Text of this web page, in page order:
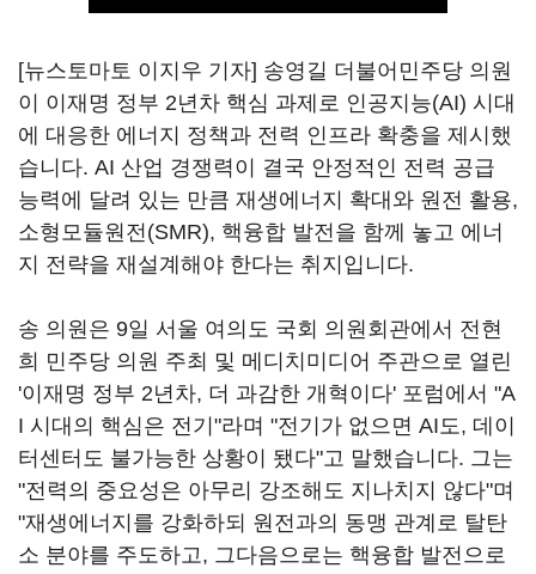
[뉴스토마토 이지우 기자] 송영길 더불어민주당 의원
이 이재명 정부 2년차 핵심 과제로 인공지능(AI) 시대
에 대응한 에너지 정책과 전력 인프라 확충을 제시했
습니다. AI 산업 경쟁력이 결국 안정적인 전력 공급
능력에 달려 있는 만큼 재생에너지 확대와 원전 활용,
소형모듈원전(SMR), 핵융합 발전을 함께 놓고 에너
지 전략을 재설계해야 한다는 취지입니다.
송 의원은 9일 서울 여의도 국회 의원회관에서 전현
희 민주당 의원 주최 및 메디치미디어 주관으로 열린
'이재명 정부 2년차, 더 과감한 개혁이다' 포럼에서 "A
I 시대의 핵심은 전기"라며 "전기가 없으면 AI도, 데이
터센터도 불가능한 상황이 됐다"고 말했습니다. 그는
"전력의 중요성은 아무리 강조해도 지나치지 않다"며
"재생에너지를 강화하되 원전과의 동맹 관계로 탈탄
소 분야를 주도하고, 그다음으로는 핵융합 발전으로